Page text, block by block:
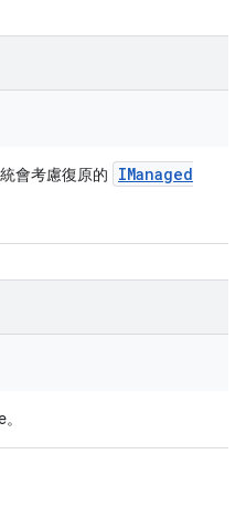
統會考慮復原的
IManaged